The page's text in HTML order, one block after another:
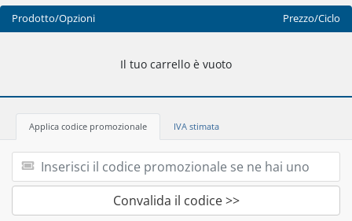
Prodotto/Opzioni Prezzo/Ciclo
Il tuo carrello è vuoto
Applica codice promozionale IVA stimata
Convalida il codice >>